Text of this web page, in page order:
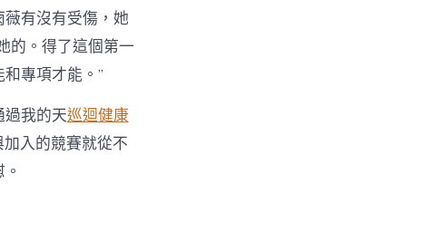
有沒有受傷，她
的。得了這個第一
專項才能。”
我的天巡迴健康
加入的競賽就從不